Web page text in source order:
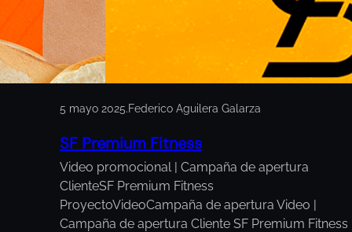
5 mayo 2025.Federico Aguilera Galarza
SF Premium Fitness
Video promocional | Campaña de apertura
ClienteSF Premium Fitness
ProyectoVideoCampaña de apertura Video |
Campaña de apertura Cliente SF Premium Fitness